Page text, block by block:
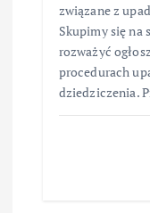
związane z
Skupimy się na
rozważyć
procedurach
dziedziczenia.